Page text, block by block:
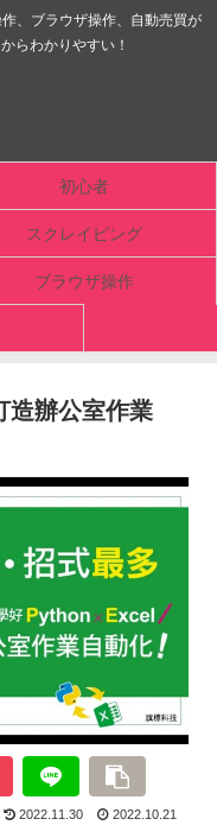
、ブラウザ操作、自動売買が
らわかりやすい！
初心者
スクレイピング
ブラウザ操作
辦公室作業
2022.11.30 2022.10.21